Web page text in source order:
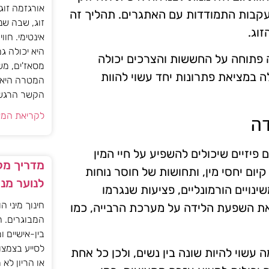
התמודדות עם האתגרים. תהליך זה
פתוחה על החששות והצרכים יכולה
במציאת פתרונות יחד עשוי להוות
שיכולים להשפיע על חיי המין
יחסי מין, ותחושות של חוסר נוחות
הורמונליים, פציעות שנגרמו
השפעת הלידה על מערכת הרבייה, כמו
להיות שונה בין נשים, ולכן כל אחת
אורגזמה
זוג, שבה
אינטימי.
היא יכולה
מסאז'ים,
המטרה
הקשר הרגשי
לקריאת
מדריך
לנוער
חינוך מיני
המבוגרים.
בין-אישיים
לסייע
או הריון